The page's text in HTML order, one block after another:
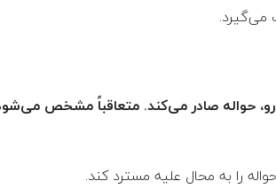
حواله صادر می‌کند. متعاقباً مشخص